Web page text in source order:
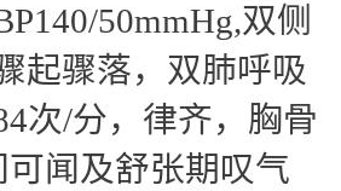
50mmHg,双侧
起骤落，双肺呼吸
次/分，律齐，胸骨
闻及舒张期叹气